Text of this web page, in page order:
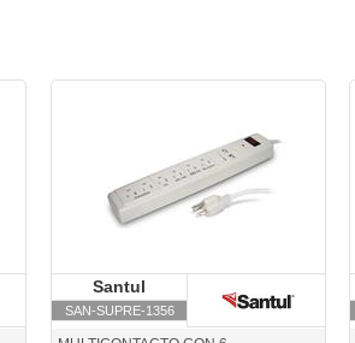
Santul
SAN-SUPRE-1356